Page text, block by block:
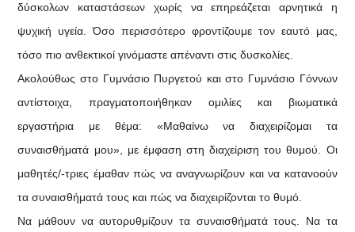
δύσκολων καταστάσεων χωρίς να επηρεάζεται αρνητικά η
ψυχική υγεία. Όσο περισσότερο φροντίζουμε τον εαυτό μας,
τόσο πιο ανθεκτικοί γινόμαστε απέναντι στις δυσκολίες.
Ακολούθως στο Γυμνάσιο Πυργετού και στο Γυμνάσιο Γόννων
αντίστοιχα, πραγματοποιήθηκαν ομιλίες και βιωματικά
εργαστήρια με θέμα: «Μαθαίνω να διαχειρίζομαι τα
συναισθήματά μου», με έμφαση στη διαχείριση του θυμού. Οι
μαθητές/-τριες έμαθαν πώς να αναγνωρίζουν και να κατανοούν
τα συναισθήματά τους και πώς να διαχειρίζονται το θυμό.
Να μάθουν να αυτορυθμίζουν τα συναισθήματά τους. Να τα